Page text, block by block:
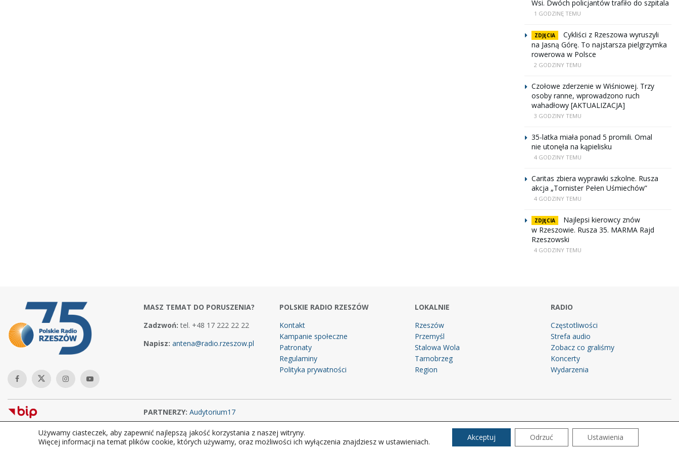
Wsi. Dwóch policjantów trafiło do szpitala
1 GODZINĘ TEMU
ZDJĘCIA
Cykliści z Rzeszowa wyruszyli
na Jasną Górę. To najstarsza pielgrzymka
rowerowa w Polsce
2 GODZINY TEMU
Czołowe zderzenie w Wiśniowej. Trzy
osoby ranne, wprowadzono ruch
wahadłowy [AKTUALIZACJA]
3 GODZINY TEMU
35-latka miała ponad 5 promili. Omal
nie utonęła na kąpielisku
4 GODZINY TEMU
Caritas zbiera wyprawki szkolne. Rusza
akcja „Tornister Pełen Uśmiechów”
4 GODZINY TEMU
ZDJĘCIA
Najlepsi kierowcy znów
w Rzeszowie. Rusza 35. MARMA Rajd
Rzeszowski
4 GODZINY TEMU
MASZ TEMAT DO PORUSZENIA?
Zadzwoń: tel. +48 17 222 22 22
Napisz: antena@radio.rzeszow.pl
POLSKIE RADIO RZESZÓW
Kontakt
Kampanie społeczne
Patronaty
Regulaminy
Polityka prywatności
LOKALNIE
Rzeszów
Przemyśl
Stalowa Wola
Tarnobrzeg
Region
RADIO
Częstotliwości
Strefa audio
Zobacz co graliśmy
Koncerty
Wydarzenia
PARTNERZY: Audytorium17
Copyright © 2026Polskie Radio Rzeszów S.A. w likwidacj. Wszelkie prawa zastrzeżone.
Używamy ciasteczek, aby zapewnić najlepszą jakość korzystania z naszej witryny.
Więcej informacji na temat plików cookie, których używamy, oraz możliwości ich wyłączenia znajdziesz w ustawieniach.
Akceptuj Odrzuć Ustawienia